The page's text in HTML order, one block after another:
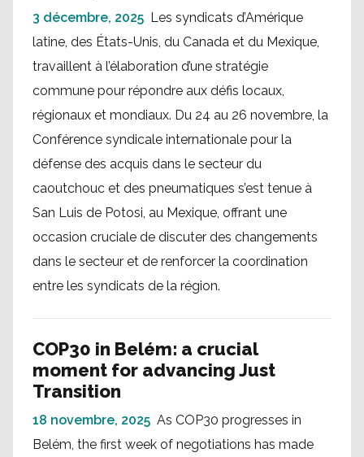
3 décembre, 2025 Les syndicats d’Amérique
latine, des États-Unis, du Canada et du Mexique,
travaillent à l’élaboration d’une stratégie
commune pour répondre aux défis locaux,
régionaux et mondiaux. Du 24 au 26 novembre, la
Conférence syndicale internationale pour la
défense des acquis dans le secteur du
caoutchouc et des pneumatiques s’est tenue à
San Luis de Potosi, au Mexique, offrant une
occasion cruciale de discuter des changements
dans le secteur et de renforcer la coordination
entre les syndicats de la région.
COP30 in Belém: a crucial
moment for advancing Just
Transition
18 novembre, 2025 As COP30 progresses in
Belém, the first week of negotiations has made